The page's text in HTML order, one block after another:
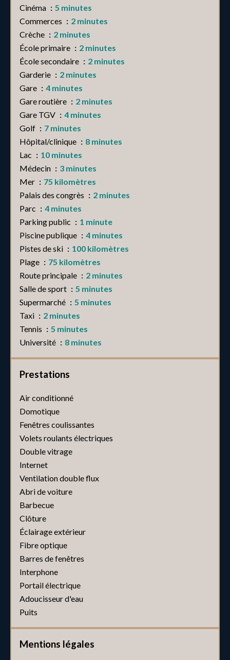
Cinéma
5 minutes
Commerces
2 minutes
Crèche
2 minutes
École primaire
2 minutes
École secondaire
2 minutes
Garderie
2 minutes
Gare
4 minutes
Gare routière
2 minutes
Gare TGV
4 minutes
Golf
7 minutes
Hôpital/clinique
8 minutes
Lac
10 minutes
Médecin
3 minutes
Mer
75 kilomètres
Palais des congrès
2 minutes
Parc
4 minutes
Parking public
1 minute
Piscine publique
4 minutes
Pistes de ski
100 kilomètres
Plage
75 kilomètres
Route principale
2 minutes
Salle de sport
5 minutes
Supermarché
5 minutes
Taxi
2 minutes
Tennis
5 minutes
Université
8 minutes
Prestations
Air conditionné
Domotique
Fenêtres coulissantes
Volets roulants électriques
Double vitrage
Internet
Ventilation double flux
Abri de voiture
Barbecue
Clôture
Éclairage extérieur
Fibre optique
Barres de fenêtres
Interphone
Portail électrique
Adoucisseur d'eau
Puits
Mentions légales